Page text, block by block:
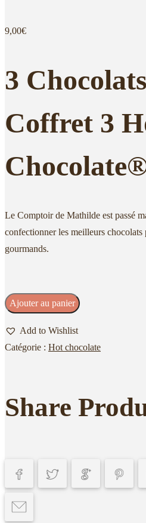
9,00€
3
Coffret 3
Le Comptoir de Mathilde est passé
confectionner les meilleurs
gourmands.
quantité
3
Chocolats
3
Hot
Ajouter au panier
Add to Wishlist
Catégorie : Hot chocolate
Share